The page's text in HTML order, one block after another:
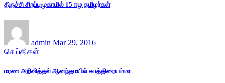
திருச்சி சிறப்புமுகாமில் 15 ஈழ தமிழர்கள்
admin Mar 29, 2016
செய்திகள்
மரண அறிவித்தல் ஆனந்தமயில் சுபத்திரையம்மா